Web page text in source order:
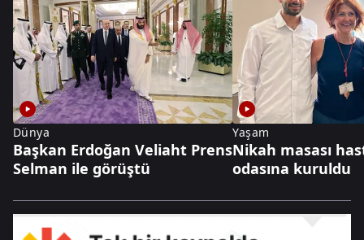
Dünya
Başkan Erdoğan Veliaht Prens
Selman ile görüştü
Yaşam
Nikah masası
odasına kuruldu